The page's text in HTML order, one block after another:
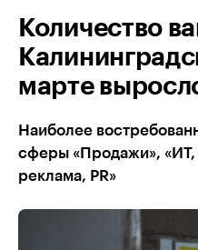
Количество
марте
Наиболее
сферы «Продажи», «ИТ,
реклама, PR»